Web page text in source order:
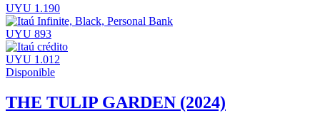
UYU 1.190
UYU 893
UYU 1.012
Disponible
THE TULIP GARDEN (2024)